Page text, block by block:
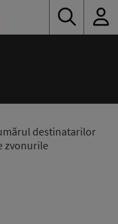
destinatarilor
zvonurile